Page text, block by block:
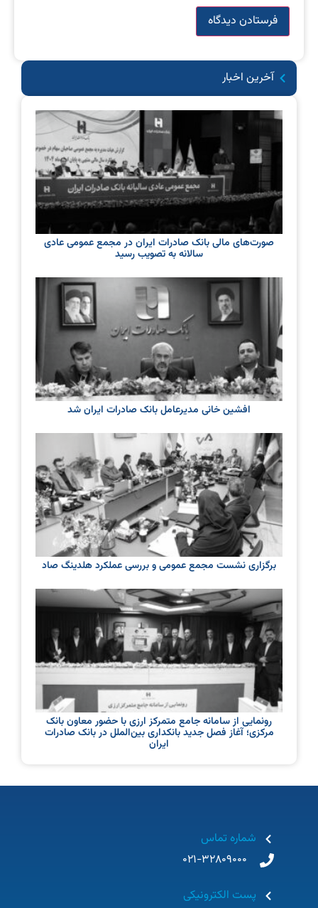
آخرین اخبار
صورت‌های مالی بانک صادرات ایران در مجمع عمومی عادی
سالانه به تصویب رسید
افشین خانی مدیرعامل بانک صادرات ایران شد
برگزاری نشست مجمع عمومی و بررسی عملکرد هلدینگ صاد
رونمایی از سامانه جامع متمرکز ارزی با حضور معاون بانک
مرکزی؛ آغاز فصل جدید بانکداری بین‌الملل در بانک صادرات
ایران
شماره تماس
021-32809000
پست الکترونیکی